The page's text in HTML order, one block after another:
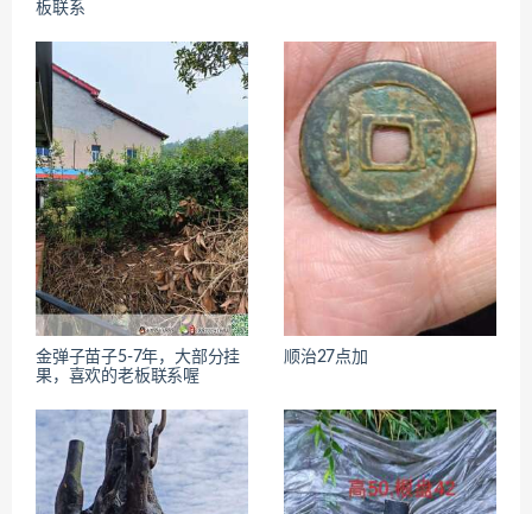
板联系
金弹子苗子5-7年，大部分挂
果，喜欢的老板联系喔
顺治27点加